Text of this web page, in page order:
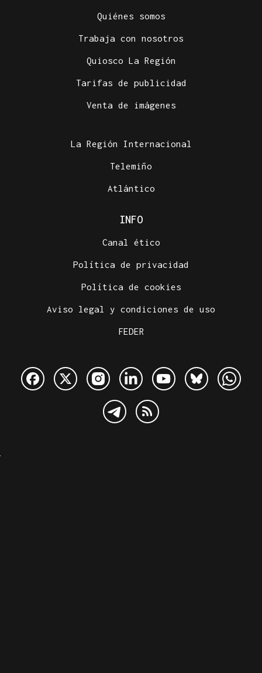
Quiénes somos
Trabaja con nosotros
Quiosco La Región
Tarifas de publicidad
Venta de imágenes
La Región Internacional
Telemiño
Atlántico
INFO
Canal ético
Política de privacidad
Política de cookies
Aviso legal y condiciones de uso
FEDER